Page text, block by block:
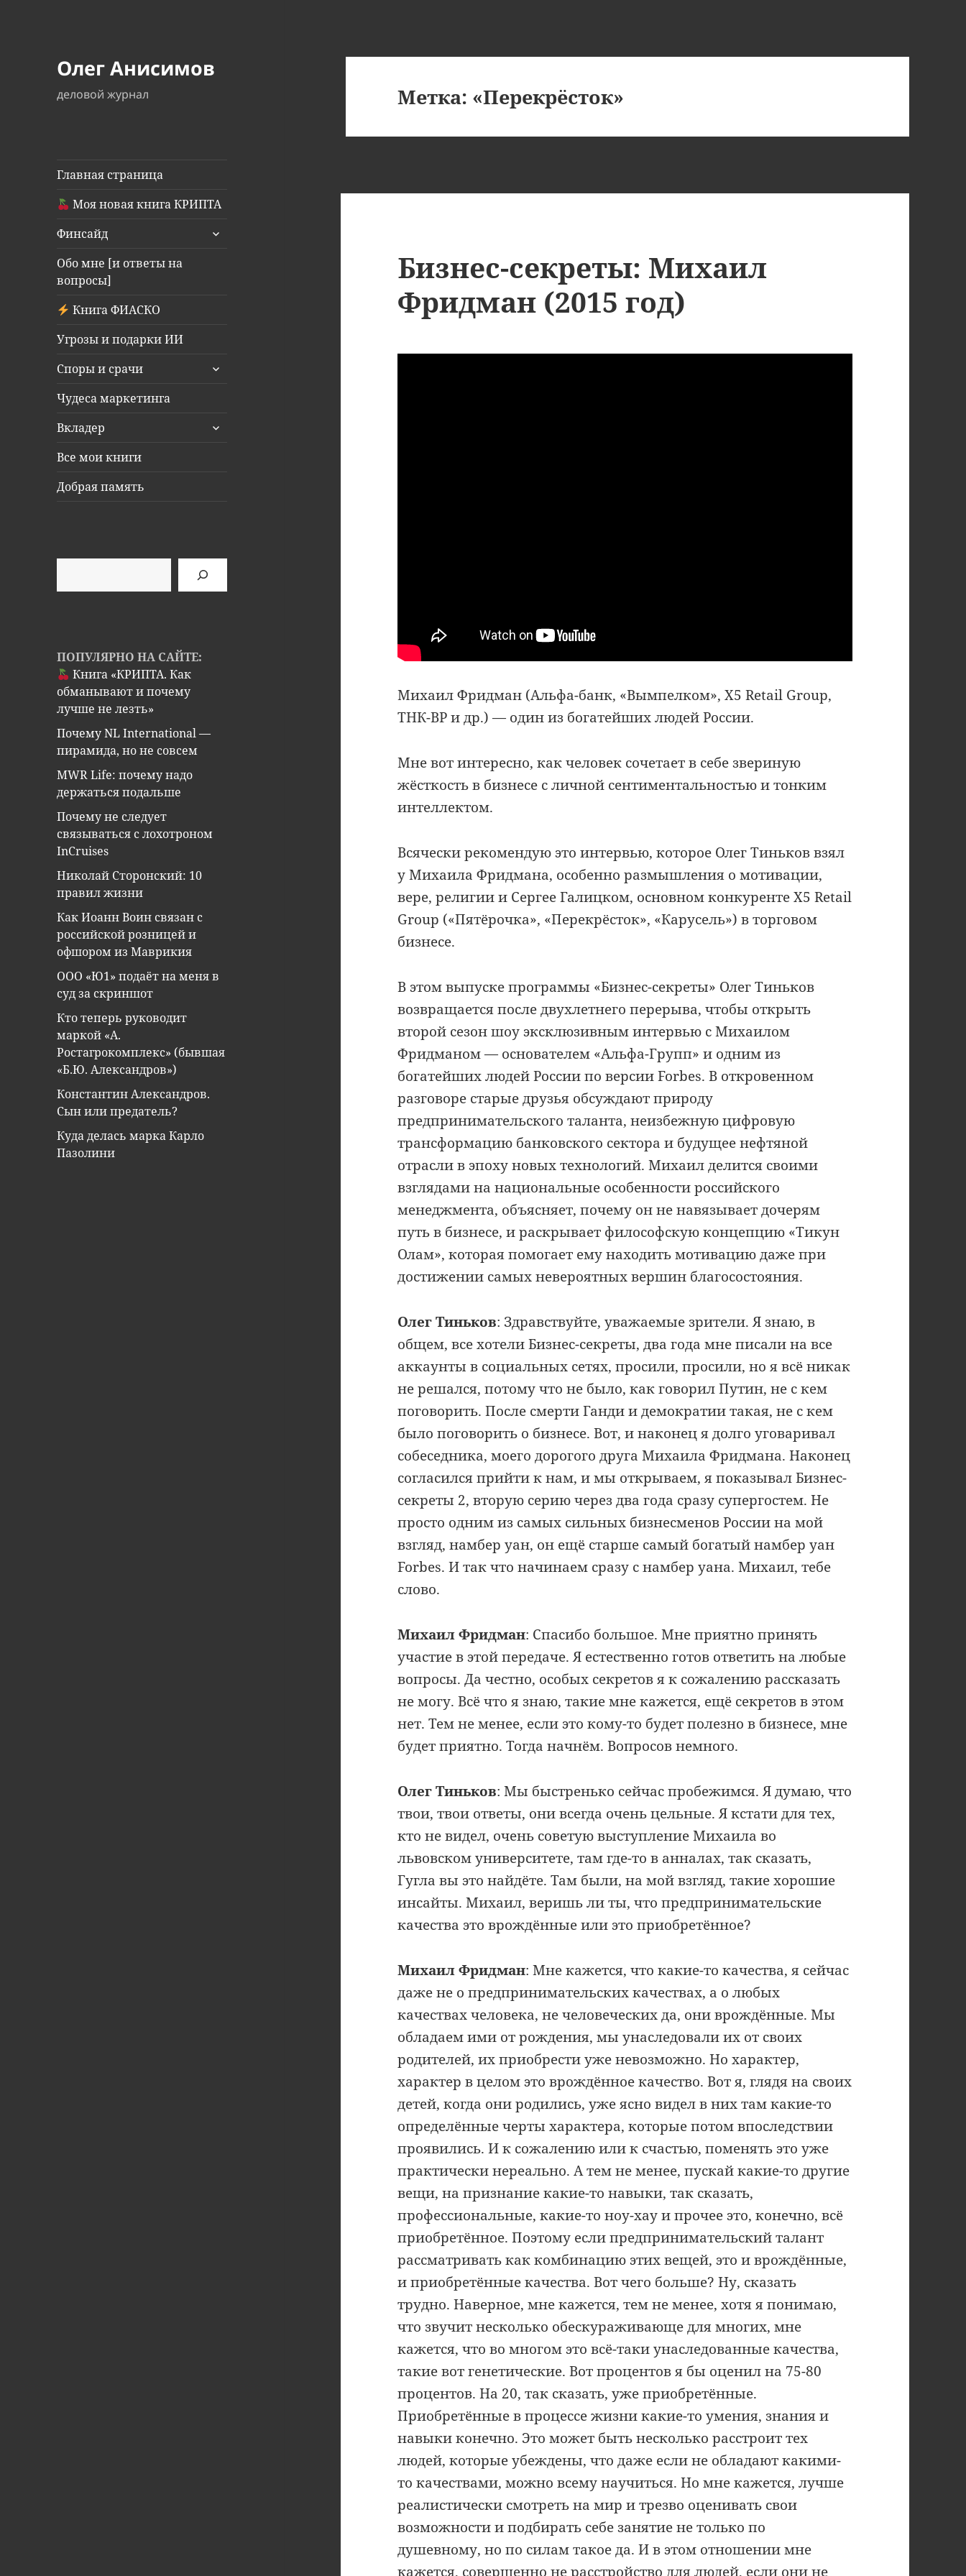
Олег Анисимов
деловой журнал
Главная страница
Моя новая книга КРИПТА
Финсайд
раскрыть
Обо мне [и ответы на
вопросы]
Книга ФИАСКО
Угрозы и подарки ИИ
Споры и срачи
раскрыть
Чудеса маркетинга
Вкладер
раскрыть
Все мои книги
Добрая память
ПОПУЛЯРНО НА САЙТЕ:
Книга «КРИПТА. Как
обманывают и почему
лучше не лезть»
Почему NL International —
пирамида, но не совсем
MWR Life: почему надо
держаться подальше
Почему не следует
связываться с лохотроном
InCruises
Николай Сторонский: 10
правил жизни
Как Иоанн Воин связан с
российской розницей и
офшором из Маврикия
ООО «Ю1» подаёт на меня в
суд за скриншот
Кто теперь руководит
маркой «А.
Ростагрокомплекс» (бывшая
«Б.Ю. Александров»)
Константин Александров.
Сын или предатель?
Куда делась марка Карло
Пазолини
Метка: «Перекрёсток»
Бизнес-секреты: Михаил
Фридман (2015 год)
Михаил Фридман (Альфа-банк, «Вымпелком», X5 Retail Group,
ТНК-BP и др.) — один из богатейших людей России.
Мне вот интересно, как человек сочетает в себе звериную
жёсткость в бизнесе с личной сентиментальностью и тонким
интеллектом.
Всячески рекомендую это интервью, которое Олег Тиньков взял
у Михаила Фридмана, особенно размышления о мотивации,
вере, религии и Сергее Галицком, основном конкуренте X5 Retail
Group («Пятёрочка», «Перекрёсток», «Карусель») в торговом
бизнесе.
В этом выпуске программы «Бизнес-секреты» Олег Тиньков
возвращается после двухлетнего перерыва, чтобы открыть
второй сезон шоу эксклюзивным интервью с Михаилом
Фридманом — основателем «Альфа-Групп» и одним из
богатейших людей России по версии Forbes. В откровенном
разговоре старые друзья обсуждают природу
предпринимательского таланта, неизбежную цифровую
трансформацию банковского сектора и будущее нефтяной
отрасли в эпоху новых технологий. Михаил делится своими
взглядами на национальные особенности российского
менеджмента, объясняет, почему он не навязывает дочерям
путь в бизнесе, и раскрывает философскую концепцию «Тикун
Олам», которая помогает ему находить мотивацию даже при
достижении самых невероятных вершин благосостояния.
Олег Тиньков: Здравствуйте, уважаемые зрители. Я знаю, в
общем, все хотели Бизнес-секреты, два года мне писали на все
аккаунты в социальных сетях, просили, просили, но я всё никак
не решался, потому что не было, как говорил Путин, не с кем
поговорить. После смерти Ганди и демократии такая, не с кем
было поговорить о бизнесе. Вот, и наконец я долго уговаривал
собеседника, моего дорогого друга Михаила Фридмана. Наконец
согласился прийти к нам, и мы открываем, я показывал Бизнес-
секреты 2, вторую серию через два года сразу супергостем. Не
просто одним из самых сильных бизнесменов России на мой
взгляд, намбер уан, он ещё старше самый богатый намбер уан
Forbes. И так что начинаем сразу с намбер уана. Михаил, тебе
слово.
Михаил Фридман: Спасибо большое. Мне приятно принять
участие в этой передаче. Я естественно готов ответить на любые
вопросы. Да честно, особых секретов я к сожалению рассказать
не могу. Всё что я знаю, такие мне кажется, ещё секретов в этом
нет. Тем не менее, если это кому-то будет полезно в бизнесе, мне
будет приятно. Тогда начнём. Вопросов немного.
Олег Тиньков: Мы быстренько сейчас пробежимся. Я думаю, что
твои, твои ответы, они всегда очень цельные. Я кстати для тех,
кто не видел, очень советую выступление Михаила во
львовском университете, там где-то в анналах, так сказать,
Гугла вы это найдёте. Там были, на мой взгляд, такие хорошие
инсайты. Михаил, веришь ли ты, что предпринимательские
качества это врождённые или это приобретённое?
Михаил Фридман: Мне кажется, что какие-то качества, я сейчас
даже не о предпринимательских качествах, а о любых
качествах человека, не человеческих да, они врождённые. Мы
обладаем ими от рождения, мы унаследовали их от своих
родителей, их приобрести уже невозможно. Но характер,
характер в целом это врождённое качество. Вот я, глядя на своих
детей, когда они родились, уже ясно видел в них там какие-то
определённые черты характера, которые потом впоследствии
проявились. И к сожалению или к счастью, поменять это уже
практически нереально. А тем не менее, пускай какие-то другие
вещи, на признание какие-то навыки, так сказать,
профессиональные, какие-то ноу-хау и прочее это, конечно, всё
приобретённое. Поэтому если предпринимательский талант
рассматривать как комбинацию этих вещей, это и врождённые,
и приобретённые качества. Вот чего больше? Ну, сказать
трудно. Наверное, мне кажется, тем не менее, хотя я понимаю,
что звучит несколько обескураживающе для многих, мне
кажется, что во многом это всё-таки унаследованные качества,
такие вот генетические. Вот процентов я бы оценил на 75-80
процентов. На 20, так сказать, уже приобретённые.
Приобретённые в процессе жизни какие-то умения, знания и
навыки конечно. Это может быть несколько расстроит тех
людей, которые убеждены, что даже если не обладают какими-
то качествами, можно всему научиться. Но мне кажется, лучше
реалистически смотреть на мир и трезво оценивать свои
возможности и подбирать себе занятие не только по
душевному, но по силам такое да. И в этом отношении мне
кажется, совершенно не расстройство для людей, если они не